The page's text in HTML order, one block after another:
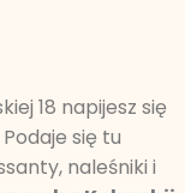
18 napijesz się
się tu
naleśniki i